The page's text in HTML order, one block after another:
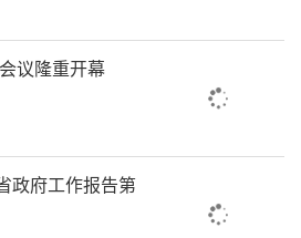
议隆重开幕
政府工作报告第